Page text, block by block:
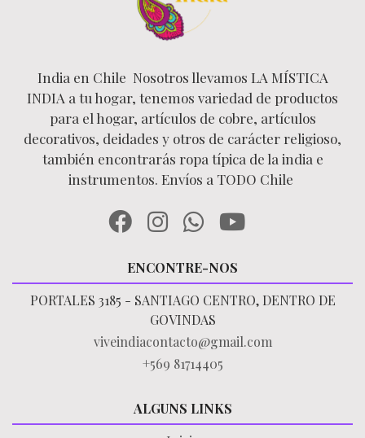
India en Chile Nosotros llevamos LA MÍSTICA
INDIA a tu hogar, tenemos variedad de productos
para el hogar, artículos de cobre, artículos
decorativos, deidades y otros de carácter religioso,
también encontrarás ropa típica de la india e
instrumentos. Envíos a TODO Chile
ENCONTRE-NOS
PORTALES 3185 - SANTIAGO CENTRO, DENTRO DE
GOVINDAS
viveindiacontacto@gmail.com
+569 81714405
ALGUNS LINKS